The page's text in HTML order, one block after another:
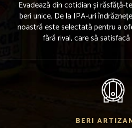
Evadează din cotidian și răsfăță-
beri unice. De la IPA-uri
noastră este selectată pentru a
fără rival, care să
BERI